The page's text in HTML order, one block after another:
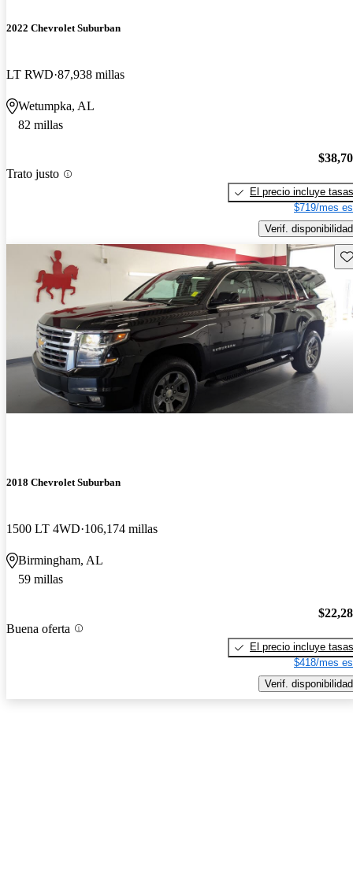
2022 Chevrolet Suburban
LT RWD 87,938 millas
Wetumpka, AL
82 millas
Trato justo
El precio incluye tasas
$719/mes
Verif. disponibilidad
2018 Chevrolet Suburban
1500 LT 4WD 106,174 millas
Birmingham, AL
59 millas
Buena oferta
El precio incluye tasas
$418/mes
Verif. disponibilidad